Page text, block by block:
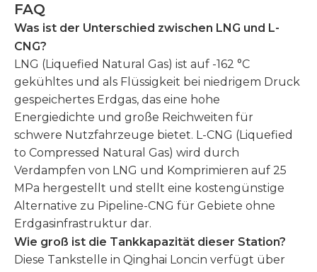
FAQ
Was ist der Unterschied zwischen LNG und L-
CNG?
LNG (Liquefied Natural Gas) ist auf -162 °C
gekühltes und als Flüssigkeit bei niedrigem Druck
gespeichertes Erdgas, das eine hohe
Energiedichte und große Reichweiten für
schwere Nutzfahrzeuge bietet. L-CNG (Liquefied
to Compressed Natural Gas) wird durch
Verdampfen von LNG und Komprimieren auf 25
MPa hergestellt und stellt eine kostengünstige
Alternative zu Pipeline-CNG für Gebiete ohne
Erdgasinfrastruktur dar.
Wie groß ist die Tankkapazität dieser Station?
Diese Tankstelle in Qinghai Loncin verfügt über